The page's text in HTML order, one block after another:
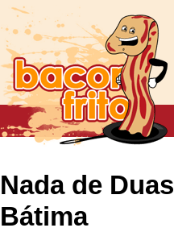
Nada de
Bátima